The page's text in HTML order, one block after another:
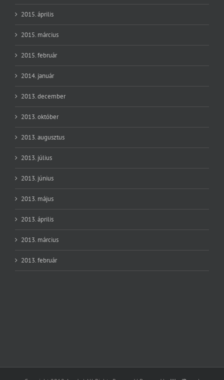
2015. április
2015. március
2015. február
2014. január
2013. december
2013. október
2013. augusztus
2013. július
2013. június
2013. május
2013. április
2013. március
2013. február